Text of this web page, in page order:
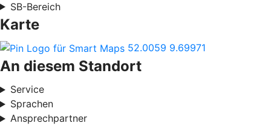
SB-Bereich
Karte
52.0059 9.69971
An diesem Standort
Service
Sprachen
Ansprechpartner